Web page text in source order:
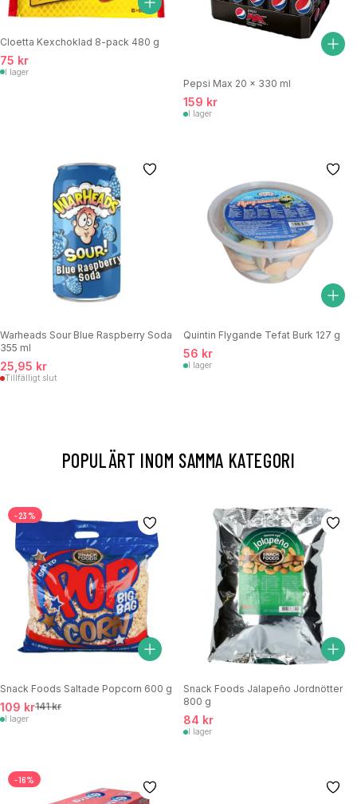
Cloetta Kexchoklad 8-pack 480 g
75 kr
I lager
Pepsi Max 20 x 330 ml
159 kr
I lager
Warheads Sour Blue Raspberry Soda
355 ml
25,95 kr
Tillfälligt slut
Quintin Flygande Tefat Burk 127 g
56 kr
I lager
POPULÄRT INOM SAMMA KATEGORI
-23%
Snack Foods Saltade Popcorn 600 g
109 kr141 kr
I lager
Snack Foods Jalapeño Jordnötter
800 g
84 kr
I lager
-16%